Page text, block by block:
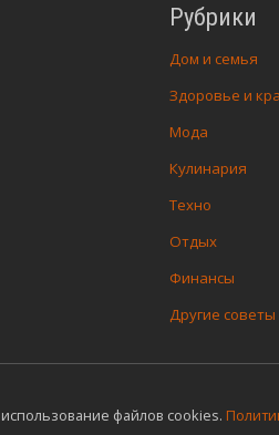
Рубрики
Дом и семья
Здоровье и
Мода
Кулинария
Техно
Отдых
Финансы
Другие советы
файлов cookies.